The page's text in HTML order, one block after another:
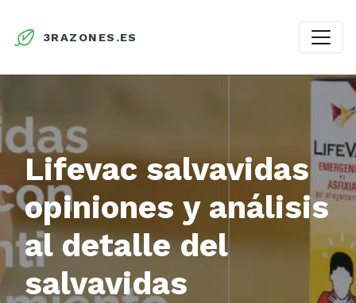
3RAZONES.ES
Lifevac salvavidas
opiniones y análisis
al detalle del
salvavidas